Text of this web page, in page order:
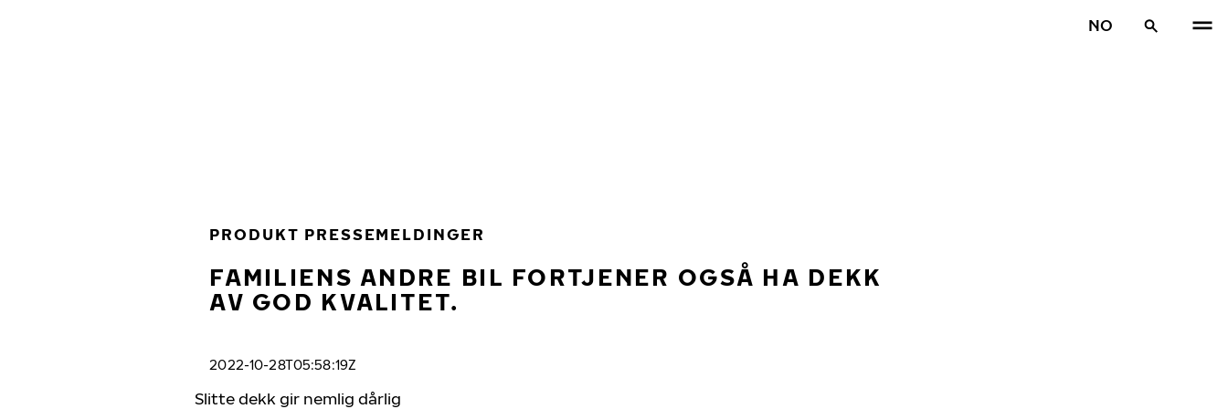
NO
PRODUKT PRESSEMELDINGER
FAMILIENS ANDRE BIL FORTJENER OGSÅ HA DEKK
AV GOD KVALITET.
2022-10-28T05:58:19Z
Slitte dekk gir nemlig dårlig